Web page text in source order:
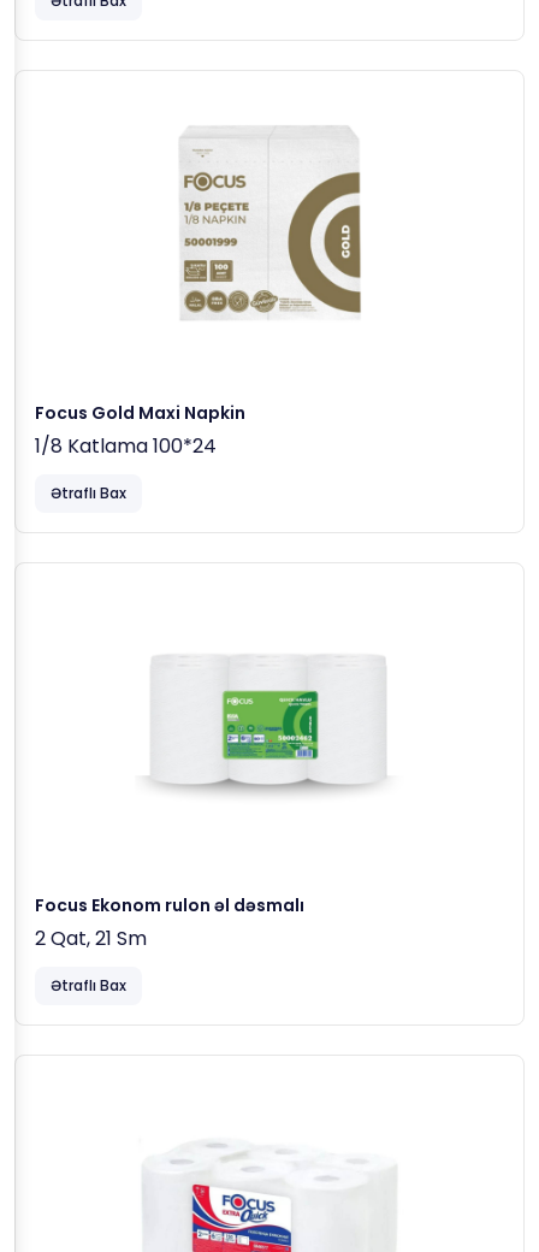
Focus Gold Maxi Napkin
1/8 Katlama 100*24
Ətraflı Bax
Focus Ekonom rulon əl dəsmalı
2 Qat, 21 Sm
Ətraflı Bax